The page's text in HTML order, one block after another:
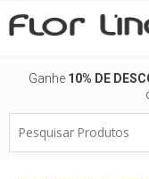
para
Ganhe 10% DE
Produtos